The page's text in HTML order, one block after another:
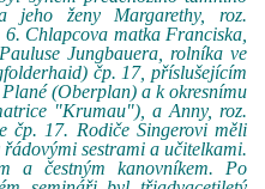
jeho ženy Margarethy, roz.
Chlapcova matka Franciska,
Jungbauera, rolníka ve
čp. 17, příslušejícím
(Oberplan) a k okresnímu
"Krumau"), a Anny, roz.
čp. 17. Rodiče Singerovi měli
sestrami a učitelkami.
a čestným kanovníkem. Po